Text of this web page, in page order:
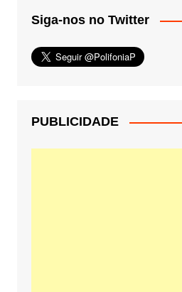
Siga-nos no Twitter
PUBLICIDADE